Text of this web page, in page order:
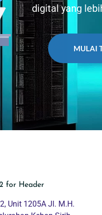
digital yang
MULAI
Unit 1205A Jl. M.H.